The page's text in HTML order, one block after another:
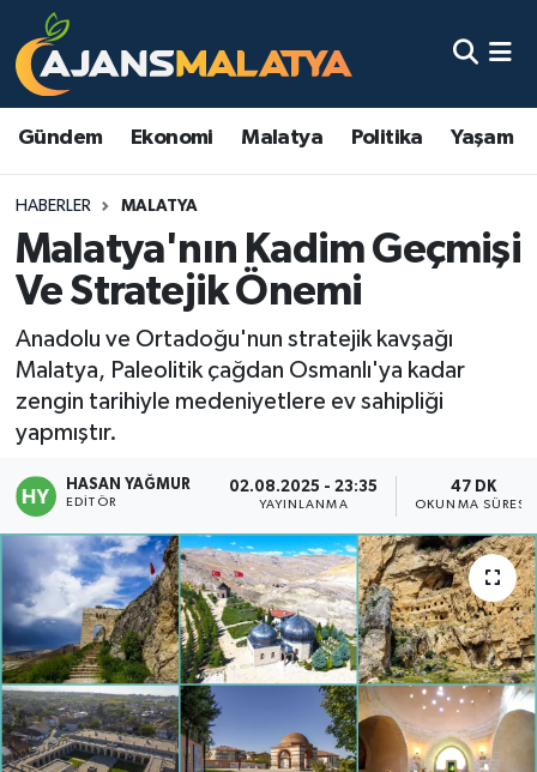
Gündem Ekonomi Malatya Politika Yaşam
HABERLER MALATYA
Malatya'nın Kadim Geçmişi
Ve Stratejik Önemi
Anadolu ve Ortadoğu'nun stratejik kavşağı
Malatya, Paleolitik çağdan Osmanlı'ya kadar
zengin tarihiyle medeniyetlere ev sahipliği
yapmıştır.
HASAN YAĞMUR
EDITÖR
02.08.2025 - 23:35
YAYINLANMA
47 DK
OKUNMA SÜRESI
Asayiş
Eğitim
Ekonomi
Gündem
Kadın
Politika
Sağlık
Spor
Teknoloji
Malatya Nöbetçi Eczaneler
Malatya Namaz Vakitleri
Malatya Trafik Yoğunluk Haritası
TFF 3.Lig 2.Grup Puan Durumu ve Fikstür
Tüm Manşetler